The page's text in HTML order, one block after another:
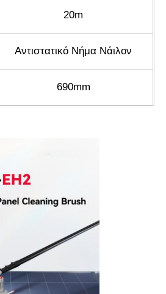
20m
Αντιστατικό Νήμα Νάιλον
690mm